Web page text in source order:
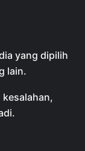
yang dipilih
lain.